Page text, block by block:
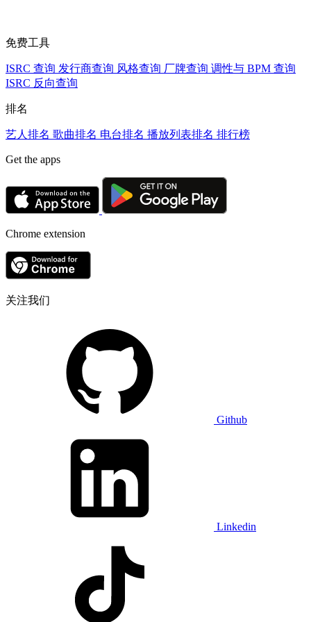
免费工具
ISRC 查询 发行商查询 风格查询 厂牌查询 调性与 BPM 查询
ISRC 反向查询
排名
艺人排名 歌曲排名 电台排名 播放列表排名 排行榜
Get the apps
Chrome extension
关注我们
Github
Linkedin